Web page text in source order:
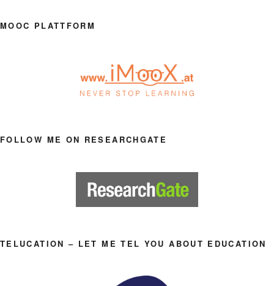
MOOC PLATTFORM
FOLLOW ME ON RESEARCHGATE
TELUCATION – LET ME TEL YOU ABOUT EDUCATION